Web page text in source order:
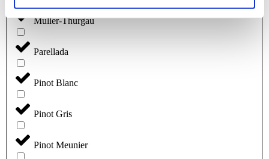
Muller-Thurgau
Parellada
Pinot Blanc
Pinot Gris
Pinot Meunier